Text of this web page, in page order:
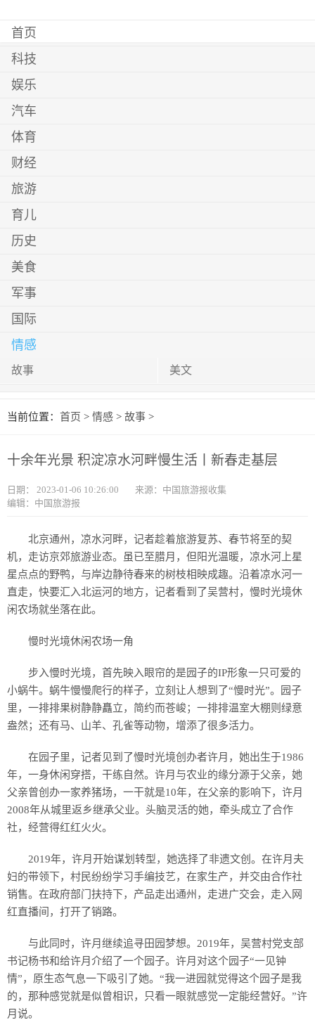
首页
科技
娱乐
汽车
体育
财经
旅游
育儿
历史
美食
军事
国际
情感
故事 美文
当前位置： 首页 > 情感 > 故事 >
十余年光景 积淀凉水河畔慢生活丨新春走基层
日期： 2023-01-06 10:26:00
来源：中国旅游报收集
编辑：中国旅游报
北京通州，凉水河畔，记者趁着旅游复苏、春节将至的契
机，走访京郊旅游业态。虽已至腊月，但阳光温暖，凉水河上星
星点点的野鸭，与岸边静待春来的树枝相映成趣。沿着凉水河一
直走，快要汇入北运河的地方，记者看到了吴营村，慢时光境休
闲农场就坐落在此。
慢时光境休闲农场一角
步入慢时光境，首先映入眼帘的是园子的IP形象一只可爱的
小蜗牛。蜗牛慢慢爬行的样子，立刻让人想到了“慢时光”。园子
里，一排排果树静静矗立，简约而苍峻；一排排温室大棚则绿意
盎然；还有马、山羊、孔雀等动物，增添了很多活力。
在园子里，记者见到了慢时光境创办者许月，她出生于1986
年，一身休闲穿搭，干练自然。许月与农业的缘分源于父亲，她
父亲曾创办一家养猪场，一干就是10年，在父亲的影响下，许月
2008年从城里返乡继承父业。头脑灵活的她，牵头成立了合作
社，经营得红红火火。
2019年，许月开始谋划转型，她选择了非遗文创。在许月夫
妇的带领下，村民纷纷学习手编技艺，在家生产，并交由合作社
销售。在政府部门扶持下，产品走出通州，走进广交会，走入网
红直播间，打开了销路。
与此同时，许月继续追寻田园梦想。2019年，吴营村党支部
书记杨书和给许月介绍了一个园子。许月对这个园子“一见钟
情”，原生态气息一下吸引了她。“我一进园就觉得这个园子是我
的，那种感觉就是似曾相识，只看一眼就感觉一定能经营好。”许
月说。